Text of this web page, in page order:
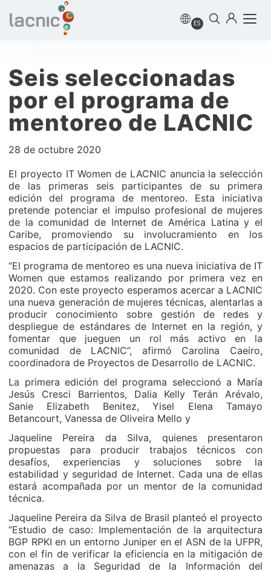
ES
Seis seleccionadas
por el programa de
mentoreo de LACNIC
28 de octubre 2020
El proyecto IT Women de LACNIC anuncia la selección
de las primeras seis participantes de su primera
edición del programa de mentoreo. Esta iniciativa
pretende potenciar el impulso profesional de mujeres
de la comunidad de Internet de América Latina y el
Caribe, promoviendo su involucramiento en los
espacios de participación de LACNIC.
“El programa de mentoreo es una nueva iniciativa de IT
Women que estamos realizando por primera vez en
2020. Con este proyecto esperamos acercar a LACNIC
una nueva generación de mujeres técnicas, alentarlas a
producir conocimiento sobre gestión de redes y
despliegue de estándares de Internet en la región, y
fomentar que jueguen un rol más activo en la
comunidad de LACNIC”, afirmó Carolina Caeiro,
coordinadora de Proyectos de Desarrollo de LACNIC.
La primera edición del programa seleccionó a María
Jesús Cresci Barrientos, Dalia Kelly Terán Arévalo,
Sanie Elizabeth Benitez, Yisel Elena Tamayo
Betancourt, Vanessa de Oliveira Mello y
Jaqueline Pereira da Silva, quienes presentaron
propuestas para producir trabajos técnicos con
desafíos, experiencias y soluciones sobre la
estabilidad y seguridad de Internet. Cada una de ellas
estará acompañada por un mentor de la comunidad
técnica.
Jaqueline Pereira da Silva de Brasil planteó el proyecto
“Estudio de caso: Implementación de la arquitectura
BGP RPKI en un entorno Juniper en el ASN de la UFPR,
con el fin de verificar la eficiencia en la mitigación de
amenazas a la Seguridad de la Información del